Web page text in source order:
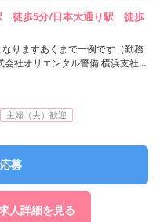
徒歩5分/日本大通り駅 徒歩
りますあくまで一例です（勤務
クエー横浜西口第6ビル3F アク
社オリエンタル警備 横浜支社/
主婦（夫）歓迎
募
人詳細を見る